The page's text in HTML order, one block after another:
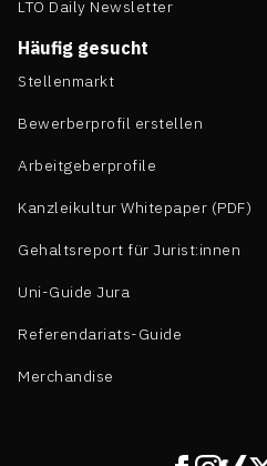
LTO Daily Newsletter
Häufig gesucht
Stellenmarkt
Bewerberprofil erstellen
Arbeitgeberprofile
Kanzleikultur Whitepaper (PDF)
Gehaltsreport für Jurist:innen
Uni-Guide Jura
Referendariats-Guide
Merchandise